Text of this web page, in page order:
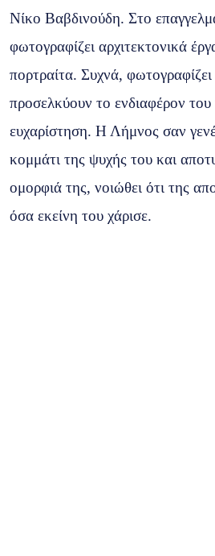
Νίκο Βαβδινούδη. Στο
φωτογραφίζει αρχιτεκτονικά
πορτραίτα. Συχνά,
προσελκύουν το ενδιαφέρον
ευχαρίστηση. Η Λήμνος σαν
κομμάτι της ψυχής του και
ομορφιά της, νοιώθει ότι της
όσα εκείνη του χάρισε.